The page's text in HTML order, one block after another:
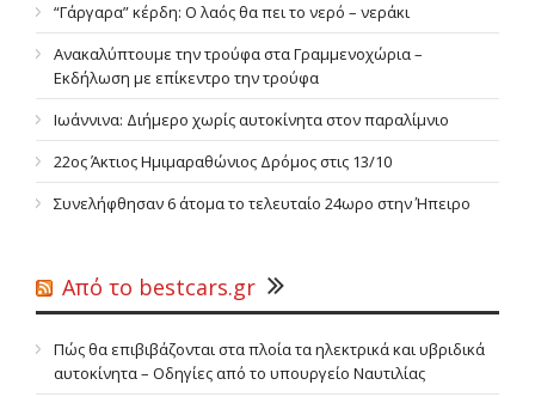
“Γάργαρα” κέρδη: Ο λαός θα πει το νερό – νεράκι
Ανακαλύπτουμε την τρούφα στα Γραμμενοχώρια –
Εκδήλωση με επίκεντρο την τρούφα
Ιωάννινα: Διήμερο χωρίς αυτοκίνητα στoν παραλίμνιο
22ος Άκτιος Ημιμαραθώνιος Δρόμος στις 13/10
Συνελήφθησαν 6 άτομα το τελευταίο 24ωρο στην Ήπειρο
Από το bestcars.gr
Πώς θα επιβιβάζονται στα πλοία τα ηλεκτρικά και υβριδικά
αυτοκίνητα – Οδηγίες από το υπουργείο Ναυτιλίας